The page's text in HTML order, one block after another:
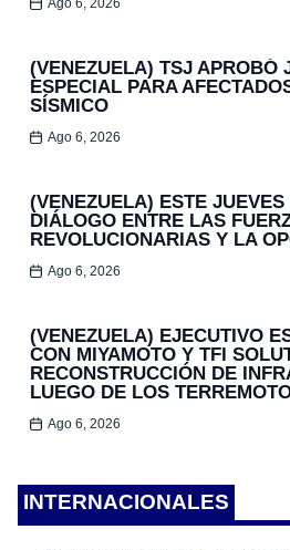
Ago 6, 2026
(VENEZUELA) TSJ APROBÓ
ESPECIAL PARA
SÍSMICO
Ago 6, 2026
(VENEZUELA) ESTE
DIÁLOGO ENTRE LAS
REVOLUCIONARIAS Y LA
Ago 6, 2026
(VENEZUELA) EJECUTIVO
CON MIYAMOTO Y TFI
RECONSTRUCCIÓN DE
LUEGO DE LOS
Ago 6, 2026
INTERNACIONALES